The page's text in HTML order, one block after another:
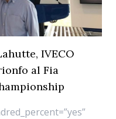
IVECO
al Fia